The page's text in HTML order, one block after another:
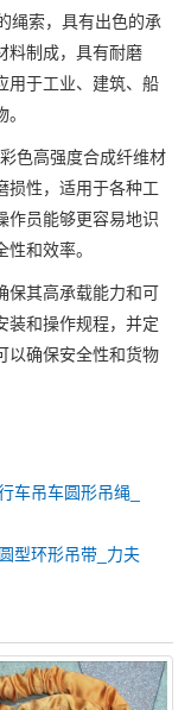
绳索，具有出色的承
料制成，具有耐磨
用于工业、建筑、船
色高强度合成纤维材
损性，适用于各种工
作员能够更容易地识
和效率。
保其高承载能力和可
装和操作规程，并定
以确保安全性和货物
车吊车圆形吊绳_
型环形吊带_力夫